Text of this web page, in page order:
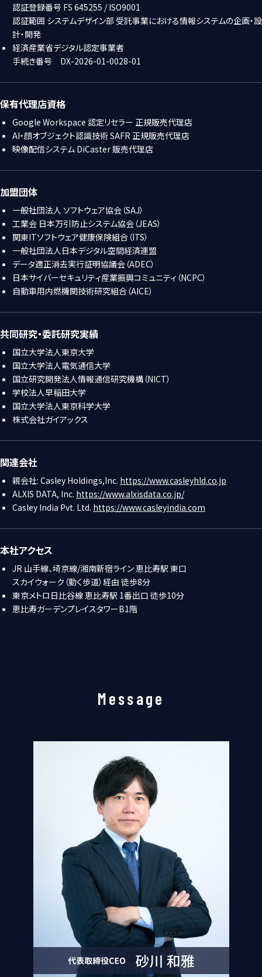
認証登録番号 FS 645255 / ISO9001
認証範囲 システムデザイン部 受託事業における情報システムの企画・設
計・開発
経済産業省デジタル認定事業者
手続き番号 DX-2026-01-0028-01
保有代理店資格
Google Workspace 認定リセラー 正規販売代理店
AI・顔オブジェクト認識技術 SAFR 正規販売代理店
映像配信システム DiCaster 販売代理店
加盟団体
一般社団法人 ソフトウェア協会（SAJ）
工業会 日本万引防止システム協会（JEAS）
関東ITソフトウェア健康保険組合（ITS）
一般社団法人日本デジタル空間経済連盟
データ適正消去実行証明協議会（ADEC）
日本サイバーセキュリティ産業振興コミュニティ（NCPC）
自動車用内燃機関技術研究組合（AICE）
共同研究・委託研究実績
国立大学法人東京大学
国立大学法人電気通信大学
国立研究開発法人情報通信研究機構（NICT）
学校法人早稲田大学
国立大学法人東京科学大学
株式会社ガイアックス
関連会社
親会社: Casley Holdings,Inc. https://www.casleyhld.co.jp
ALXIS DATA, Inc. https://www.alxisdata.co.jp/
Casley India Pvt. Ltd. https://www.casleyindia.com
本社アクセス
JR 山手線、埼京線/湘南新宿ライン 恵比寿駅 東口
スカイウォーク（動く歩道）経由 徒歩8分
東京メトロ日比谷線 恵比寿駅 1番出口 徒歩10分
恵比寿ガーデンプレイスタワーB1階
Message